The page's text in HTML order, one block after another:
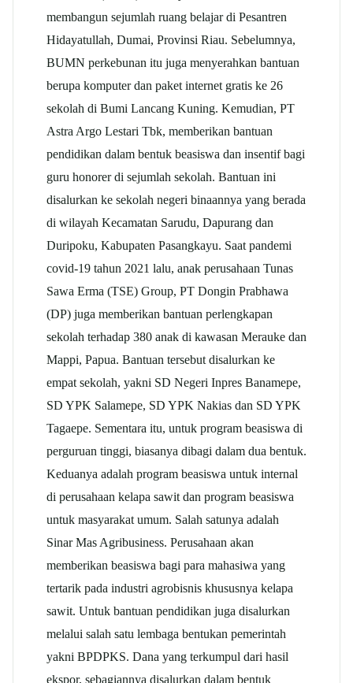
membangun sejumlah ruang belajar di Pesantren
Hidayatullah, Dumai, Provinsi Riau. Sebelumnya,
BUMN perkebunan itu juga menyerahkan bantuan
berupa komputer dan paket internet gratis ke 26
sekolah di Bumi Lancang Kuning. Kemudian, PT
Astra Argo Lestari Tbk, memberikan bantuan
pendidikan dalam bentuk beasiswa dan insentif bagi
guru honorer di sejumlah sekolah. Bantuan ini
disalurkan ke sekolah negeri binaannya yang berada
di wilayah Kecamatan Sarudu, Dapurang dan
Duripoku, Kabupaten Pasangkayu. Saat pandemi
covid-19 tahun 2021 lalu, anak perusahaan Tunas
Sawa Erma (TSE) Group, PT Dongin Prabhawa
(DP) juga memberikan bantuan perlengkapan
sekolah terhadap 380 anak di kawasan Merauke dan
Mappi, Papua. Bantuan tersebut disalurkan ke
empat sekolah, yakni SD Negeri Inpres Banamepe,
SD YPK Salamepe, SD YPK Nakias dan SD YPK
Tagaepe. Sementara itu, untuk program beasiswa di
perguruan tinggi, biasanya dibagi dalam dua bentuk.
Keduanya adalah program beasiswa untuk internal
di perusahaan kelapa sawit dan program beasiswa
untuk masyarakat umum. Salah satunya adalah
Sinar Mas Agribusiness. Perusahaan akan
memberikan beasiswa bagi para mahasiwa yang
tertarik pada industri agrobisnis khususnya kelapa
sawit. Untuk bantuan pendidikan juga disalurkan
melalui salah satu lembaga bentukan pemerintah
yakni BPDPKS. Dana yang terkumpul dari hasil
ekspor, sebagiannya disalurkan dalam bentuk